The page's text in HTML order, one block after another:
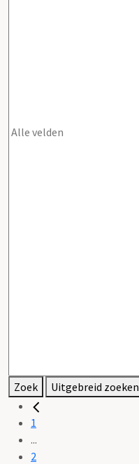
Zoek Uitgebreid zoeken
1
...
2